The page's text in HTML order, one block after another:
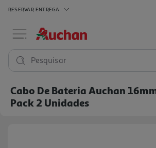
RESERVAR ENTREGA
Pesquisar
Cabo De Bateria Auchan
Pack 2 Unidades